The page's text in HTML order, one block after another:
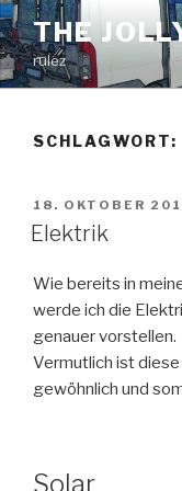
Zum
Inhalt
springen
THE
rulez
SCHLAGWORT:
AM
18. OKTOBER
Elektrik
Wie bereits in
werde ich die
genauer vorstellen.
Vermutlich ist
gewöhnlich und
Solar